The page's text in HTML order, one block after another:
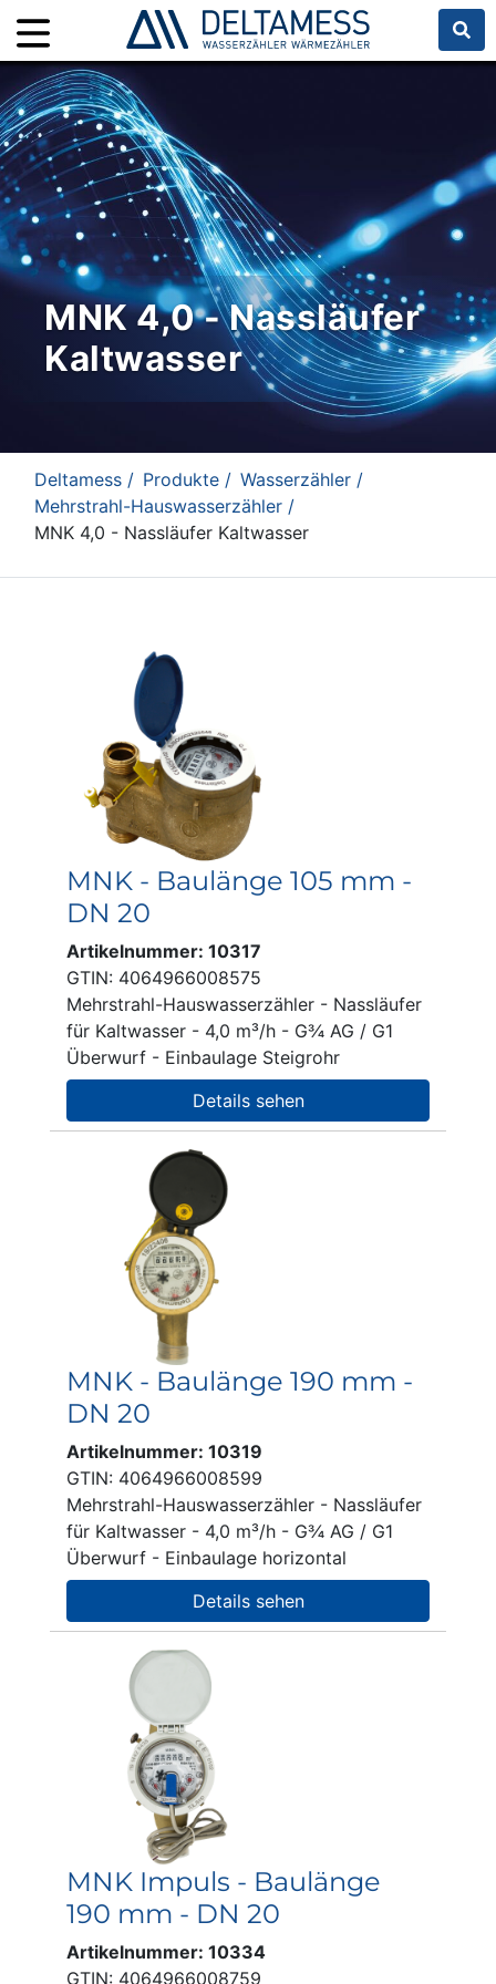
MNK 4,0 - Nassläufer
Kaltwasser
Deltamess / Produkte / Wasserzähler /
Mehrstrahl-Hauswasserzähler /
MNK 4,0 - Nassläufer Kaltwasser
MNK - Baulänge 105 mm -
DN 20
Artikelnummer: 10317
GTIN: 4064966008575
Mehrstrahl-Hauswasserzähler - Nassläufer
für Kaltwasser - 4,0 m³/h - G¾ AG / G1
Überwurf - Einbaulage Steigrohr
Details sehen
MNK - Baulänge 190 mm -
DN 20
Artikelnummer: 10319
GTIN: 4064966008599
Mehrstrahl-Hauswasserzähler - Nassläufer
für Kaltwasser - 4,0 m³/h - G¾ AG / G1
Überwurf - Einbaulage horizontal
Details sehen
MNK Impuls - Baulänge
190 mm - DN 20
Artikelnummer: 10334
GTIN: 4064966008759